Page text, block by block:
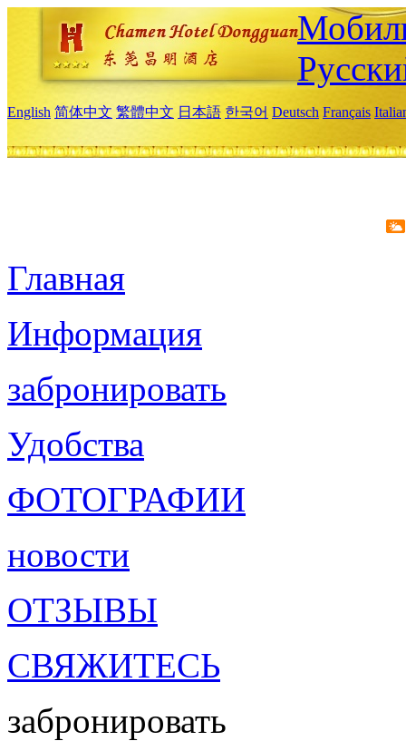
English 简体中文 繁體中文 日本語 한국어 Deutsch Français
Главная
Информация
забронировать
Удобства
ФОТОГРАФИИ
новости
ОТЗЫВЫ
СВЯЖИТЕСЬ
забронировать